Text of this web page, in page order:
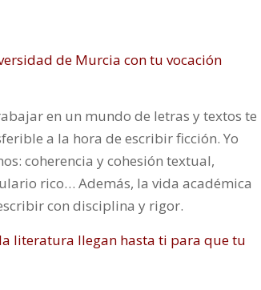
de Murcia con tu vocación
en un mundo de letras y textos te
a la hora de escribir ficción. Yo
coherencia y cohesión textual,
rico… Además, la vida académica
con disciplina y rigor.
literatura llegan hasta ti para que tu